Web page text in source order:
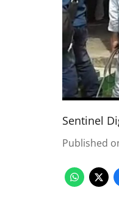
Sentinel
Published